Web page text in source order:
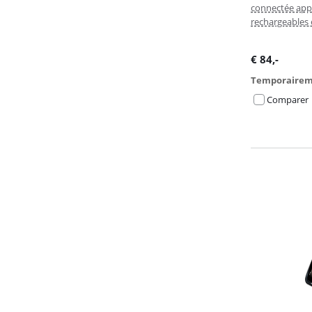
connectée
€ 84,-
Comparer